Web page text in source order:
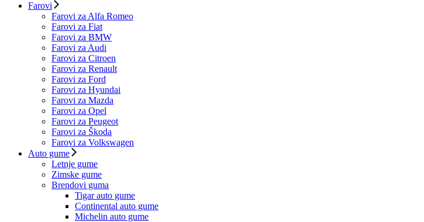
Farovi
Farovi za Alfa Romeo
Farovi za Fiat
Farovi za BMW
Farovi za Audi
Farovi za Citroen
Farovi za Renault
Farovi za Ford
Farovi za Hyundai
Farovi za Mazda
Farovi za Opel
Farovi za Peugeot
Farovi za Škoda
Farovi za Volkswagen
Auto gume
Letnje gume
Zimske gume
Brendovi guma
Tigar auto gume
Continental auto gume
Michelin auto gume